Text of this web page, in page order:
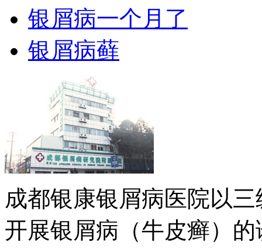
银屑病一个月了
银屑病藓
成都银康银屑病医院以
开展银屑病（牛皮癣）